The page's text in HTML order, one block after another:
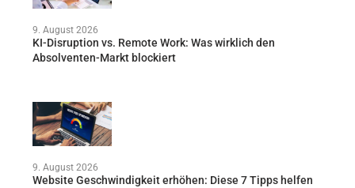
9. August 2026
KI-Disruption vs. Remote Work: Was wirklich den
Absolventen-Markt blockiert
9. August 2026
Website Geschwindigkeit erhöhen: Diese 7 Tipps helfen